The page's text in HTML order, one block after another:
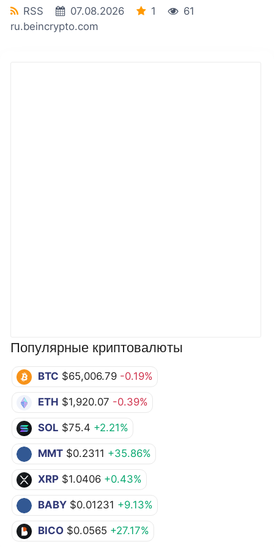
Популярные криптовалюты
BTC $65,006.79 -0.19%
ETH $1,920.07 -0.39%
SOL $75.4 +2.21%
MMT $0.2311 +35.86%
XRP $1.0406 +0.43%
BABY $0.01231 +9.13%
BICO $0.0565 +27.17%
RSS 07.08.2026 1
61
ru.beincrypto.com